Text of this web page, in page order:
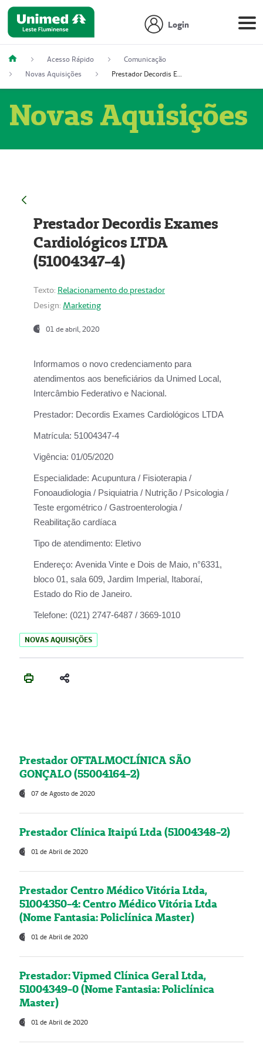
Login
Acesso Rápido
Comunicação
Novas Aquisições
Prestador Decordis Exames Cardiológicos LTDA (51004347-4)
Novas Aquisições
Prestador Decordis Exames
Cardiológicos LTDA
(51004347-4)
Texto: Relacionamento do prestador
Design: Marketing
01 de abril, 2020
Informamos o novo credenciamento para
atendimentos aos beneficiários da Unimed Local,
Intercâmbio Federativo e Nacional.
Prestador: Decordis Exames Cardiológicos LTDA
Matrícula: 51004347-4
Vigência: 01/05/2020
Especialidade: Acupuntura / Fisioterapia /
Fonoaudiologia / Psiquiatria / Nutrição / Psicologia /
Teste ergométrico / Gastroenterologia /
Reabilitação cardíaca
Tipo de atendimento: Eletivo
Endereço: Avenida Vinte e Dois de Maio, n°6331,
bloco 01, sala 609, Jardim Imperial, Itaboraí,
Estado do Rio de Janeiro.
Telefone: (021) 2747-6487 / 3669-1010
NOVAS AQUISIÇÕES
Prestador OFTALMOCLÍNICA SÃO
GONÇALO (55004164-2)
07 de Agosto de 2020
Prestador Clínica Itaipú Ltda (51004348-2)
01 de Abril de 2020
Prestador Centro Médico Vitória Ltda,
51004350-4: Centro Médico Vitória Ltda
(Nome Fantasia: Policlínica Master)
01 de Abril de 2020
Prestador: Vipmed Clínica Geral Ltda,
51004349-0 (Nome Fantasia: Policlínica
Master)
01 de Abril de 2020